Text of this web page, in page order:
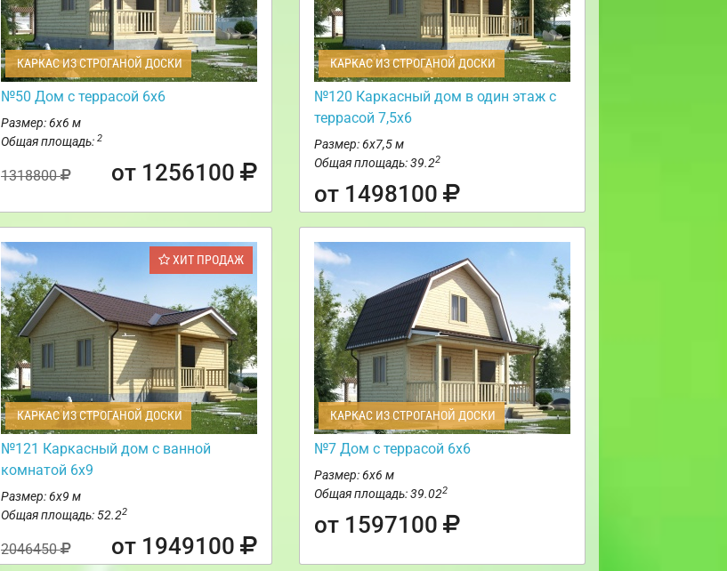
КАРКАС ИЗ СТРОГАНОЙ ДОСКИ
№50 Дом с террасой 6х6
Размер: 6х6 м
Общая площадь: 2
1318800 от 1256100
КАРКАС ИЗ СТРОГАНОЙ ДОСКИ
№120 Каркасный дом в один этаж с
террасой 7,5х6
Размер: 6х7,5 м
Общая площадь: 39.22
от 1498100
ХИТ ПРОДАЖ
КАРКАС ИЗ СТРОГАНОЙ ДОСКИ
№121 Каркасный дом с ванной
комнатой 6х9
Размер: 6х9 м
Общая площадь: 52.22
2046450 от 1949100
КАРКАС ИЗ СТРОГАНОЙ ДОСКИ
№7 Дом с террасой 6х6
Размер: 6х6 м
Общая площадь: 39.022
от 1597100